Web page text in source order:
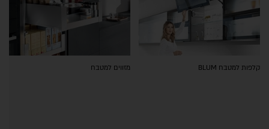
קלפות למטבח BLUM מזווים למטבח